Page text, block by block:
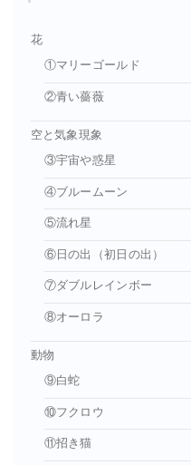
花
①マリーゴールド
②青い薔薇
空と気象現象
③宇宙や惑星
④ブルームーン
⑤流れ星
⑥日の出（初日の出）
⑦ダブルレインボー
⑧オーロラ
動物
⑨白蛇
⑩フクロウ
⑪招き猫